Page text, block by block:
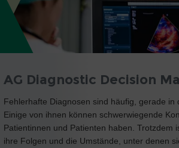
AG Diagnostic Decision
Fehlerhafte Diagnosen sind häufig, gerade in
Einige von ihnen können schwerwiegende
Patientinnen und Patienten haben. Trotzdem
ihre Folgen und die Umstände, unter denen